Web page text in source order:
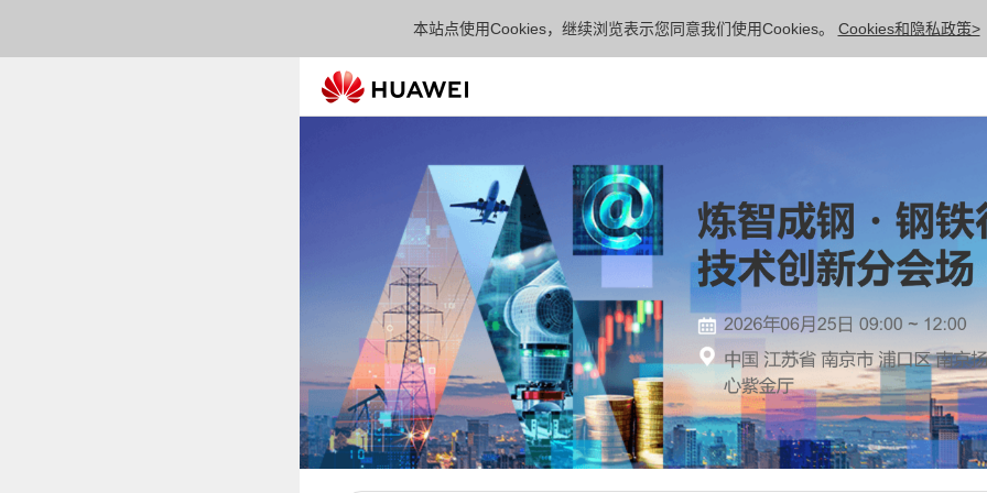
本站点使用Cookies，继续浏览表示您同意我们使用Cookies。 Cookies和隐私政策>